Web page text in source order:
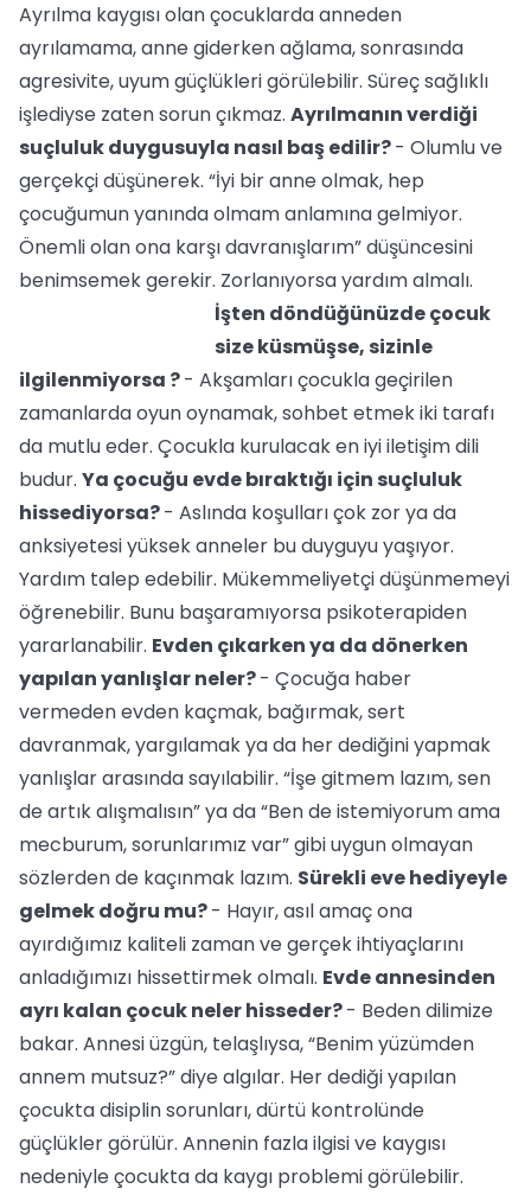
Ayrılma kaygısı olan çocuklarda anneden
ayrılamama, anne giderken ağlama, sonrasında
agresivite, uyum güçlükleri görülebilir. Süreç sağlıklı
işlediyse zaten sorun çıkmaz. Ayrılmanın verdiği
suçluluk duygusuyla nasıl baş edilir?- Olumlu ve
gerçekçi düşünerek. “İyi bir anne olmak, hep
çocuğumun yanında olmam anlamına gelmiyor.
Önemli olan ona karşı davranışlarım” düşüncesini
benimsemek gerekir. Zorlanıyorsa yardım almalı.
İşten döndüğünüzde çocuk
size küsmüşse, sizinle
ilgilenmiyorsa ?- Akşamları çocukla geçirilen
zamanlarda oyun oynamak, sohbet etmek iki tarafı
da mutlu eder. Çocukla kurulacak en iyi iletişim dili
budur. Ya çocuğu evde bıraktığı için suçluluk
hissediyorsa?- Aslında koşulları çok zor ya da
anksiyetesi yüksek anneler bu duyguyu yaşıyor.
Yardım talep edebilir. Mükemmeliyetçi düşünmemeyi
öğrenebilir. Bunu başaramıyorsa psikoterapiden
yararlanabilir. Evden çıkarken ya da dönerken
yapılan yanlışlar neler?- Çocuğa haber
vermeden evden kaçmak, bağırmak, sert
davranmak, yargılamak ya da her dediğini yapmak
yanlışlar arasında sayılabilir. “İşe gitmem lazım, sen
de artık alışmalısın” ya da “Ben de istemiyorum ama
mecburum, sorunlarımız var” gibi uygun olmayan
sözlerden de kaçınmak lazım. Sürekli eve hediyeyle
gelmek doğru mu?- Hayır, asıl amaç ona
ayırdığımız kaliteli zaman ve gerçek ihtiyaçlarını
anladığımızı hissettirmek olmalı. Evde annesinden
ayrı kalan çocuk neler hisseder?- Beden dilimize
bakar. Annesi üzgün, telaşlıysa, “Benim yüzümden
annem mutsuz?” diye algılar. Her dediği yapılan
çocukta disiplin sorunları, dürtü kontrolünde
güçlükler görülür. Annenin fazla ilgisi ve kaygısı
nedeniyle çocukta da kaygı problemi görülebilir.